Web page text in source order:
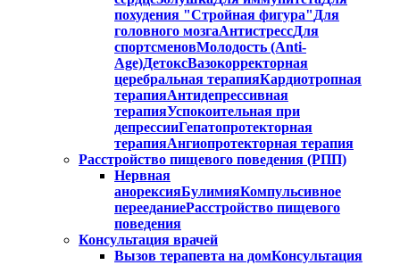
похудения "Стройная фигура" Для
головного мозгаАнтистрессДля
спортсменовМолодость (Anti-
Age)ДетоксВазокорректорная
церебральная терапияКардиотропная
терапияАнтидепрессивная
терапияУспокоительная при
депрессииГепатопротекторная
терапияАнгиопротекторная терапия
Расстройство пищевого поведения (РПП)
Нервная
анорексияБулимияКомпульсивное
перееданиеРасстройство пищевого
поведения
Консультация врачей
Вызов терапевта на домКонсультация